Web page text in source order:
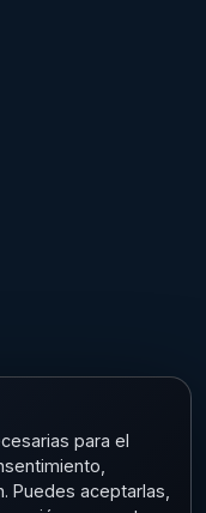
para el
Puedes aceptarlas,